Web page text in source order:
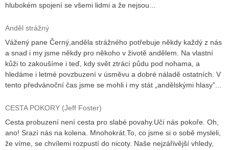
hlubokém spojení se všemi lidmi a že nejsou...
Anděl strážný
Vážený pane Černý,anděla strážného potřebuje někdy každý z nás
a snad i my jsme někdy pro někoho v životě andělem. Na vlastní
kůži to zakoušíme i teď, kdy svět ztrácí půdu pod nohama, a
hledáme i letmé povzbuzení v úsměvu a dobré náladě ostatních. V
tento předvánoční čas jsme se mohli i my stát „andělskými hlasy”...
CESTA POKORY (Jeff Foster)
Cesta probuzení není cesta pro slabé povahy.Učí nás pokoře. Oh,
ano! Srazí nás na kolena. Mnohokrát.To, co jsme si o sobě mysleli,
že víme, se chvílemi rozpustí do nicoty. Naše nejzářivější vhledy,